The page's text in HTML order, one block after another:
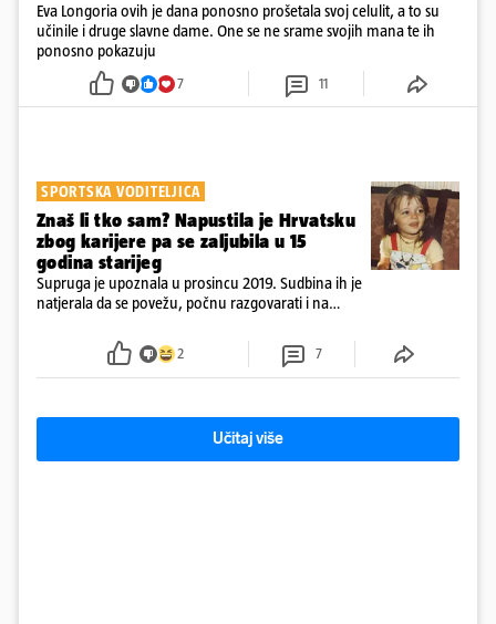
Eva Longoria ovih je dana ponosno prošetala svoj celulit, a to su
učinile i druge slavne dame. One se ne srame svojih mana te ih
ponosno pokazuju
7 11
SPORTSKA VODITELJICA
Znaš li tko sam? Napustila je Hrvatsku
zbog karijere pa se zaljubila u 15
godina starijeg
Supruga je upoznala u prosincu 2019. Sudbina ih je
natjerala da se povežu, počnu razgovarati i na
2 7
Učitaj više